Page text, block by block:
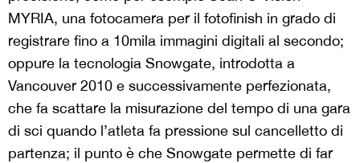
MYRIA, una fotocamera per il fotofinish in grado di
registrare fino a 10mila immagini digitali al secondo;
oppure la tecnologia Snowgate, introdotta a
Vancouver 2010 e successivamente perfezionata,
che fa scattare la misurazione del tempo di una gara
di sci quando l’atleta fa pressione sul cancelletto di
partenza; il punto è che Snowgate permette di far